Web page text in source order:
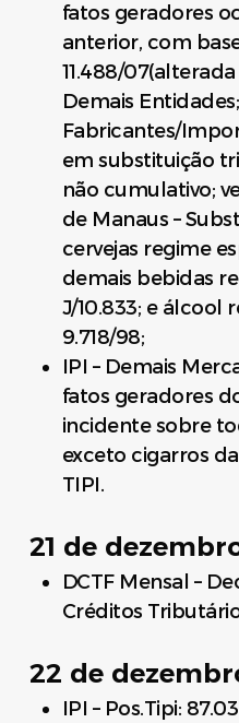
fatos geradores
anterior, com
11.488/
Demais Entidades;
Fabricantes/
em substituição
não cumulativo;
de Manaus –
cervejas regime
demais bebidas
J/10.833; e álcool
9.718/98;
IPI – Demais
fatos geradores
incidente sobre
exceto cigarros
TIPI.
21 de
DCTF Mensal –
Créditos
22 de
IPI – Pos.Tipi: